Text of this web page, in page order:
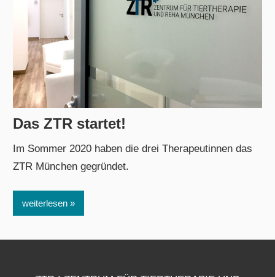
2. Januar 2021
admin
Das ZTR startet!
Im Sommer 2020 haben die drei Therapeutinnen das
ZTR München gegründet.
weiterlesen